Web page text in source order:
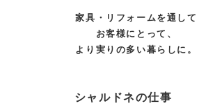
家具・リフォームを通して
お客様にとって、
より実りの多い暮らしに。
シャルドネの仕事